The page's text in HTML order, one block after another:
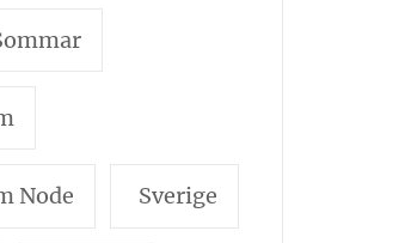
Node Sverige